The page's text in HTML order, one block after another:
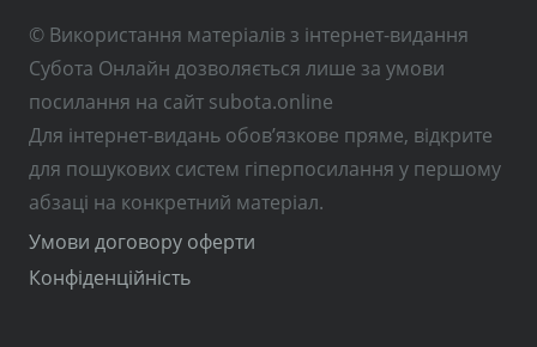
© Використання матеріалів з інтернет-видання
Субота Онлайн дозволяється лише за умови
посилання на сайт subota.online
Для інтернет-видань обов’язкове пряме, відкрите
для пошукових систем гіперпосилання у першому
абзаці на конкретний матеріал.
Умови договору оферти
Конфіденційність